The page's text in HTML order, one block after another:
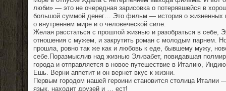
люби» — это не очередная зарисовка о потерявшейся в
большой суммой денег… Это фильм — история о жизненных
о внутреннем мире и о человеческой силе.
Желая расстаться с прошлой жизнью и разобраться в себе,
отношения с мужем, и закрутить роман с молодым парнем.
прошла, ровно так же как и любовь к еде, бывшему мужу,
себе.Поразмыслив над жизнью Элизабет, повидавшая
города и отправляется в новое путешествие в Италию,
Ешь. Верни аппетит и он вернет вкус к жизни.
Первым городом нашей героини становится столица Италии
язык, находит друзей и … ест!